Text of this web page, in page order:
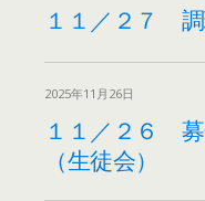
１１／２７ 調
2025年11月26日
１１／２６
（生徒会）